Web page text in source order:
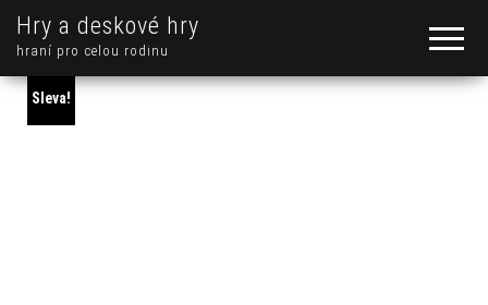
Hry a deskové hry
hraní pro celou rodinu
Sleva!